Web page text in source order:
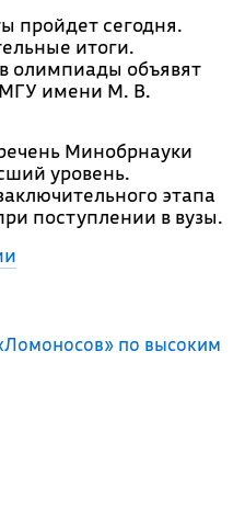
пройдет сегодня.
итоги.
олимпиады объявят
МГУ имени М. В.
Минобрнауки
уровень.
этапа
поступлении в вузы.
по высоким